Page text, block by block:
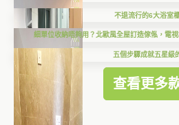
不退流行的6大浴室
細單位收納唔夠用？北歐風全屋訂造傢俬，電
五個步驟成就五星級
查看更多